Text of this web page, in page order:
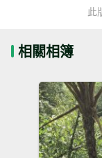
此
相關相簿